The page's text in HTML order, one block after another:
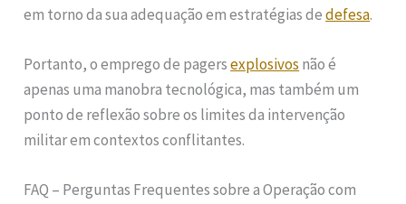
em torno da sua adequação em estratégias dedefesa.
Portanto, o emprego de pagersexplosivos não é
apenas uma manobra tecnológica, mas também um
ponto de reflexão sobre os limites da intervenção
militar em contextos conflitantes.
FAQ – Perguntas Frequentes sobre a Operação com